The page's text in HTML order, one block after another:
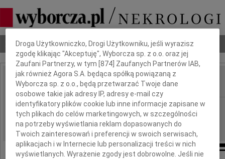
Nekrologi Odeszli Poradnik pogrzebowy
IMIĘ I NAZWISKO:
REGION: cała Polska
DATA EMISJI: 05.01.2010
Dbamy o Twoją prywatność
Droga Użytkowniczko, Drogi Użytkowniku, jeśli wyrazisz
zgodę klikając "Akceptuję", Wyborcza sp. z o.o. oraz jej
Zaufani Partnerzy, w tym [874] Zaufanych Partnerów IAB,
jak również Agora S.A. będąca spółką powiązaną z
Wyborcza sp. z o.o., będą przetwarzać Twoje dane
osobowe takie jak adresy IP, adresy e-mail czy
identyfikatory plików cookie lub inne informacje zapisane w
tych plikach do celów marketingowych, w szczególności
na potrzeby wyświetlania reklam dopasowanych do
Twoich zainteresowań i preferencji w swoich serwisach,
aplikacjach i w Internecie lub personalizacji treści w nich
wyświetlanych. Wyrażenie zgody jest dobrowolne. Jeśli nie